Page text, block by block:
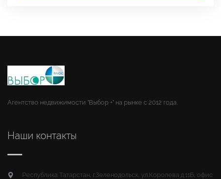
Агентство недвижимости "Выбор +" на рынке с 2012 года.
Наши контакты
Республика Татарстан, г.Зеленодольск, ул.Королева д.11Б, офис